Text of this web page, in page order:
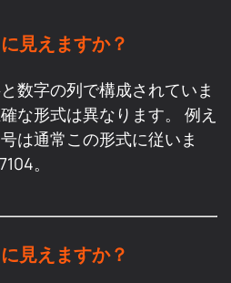
見えますか？
数字の列で構成されていま
な形式は異なります。 例え
は通常この形式に従いま
。
見えますか？